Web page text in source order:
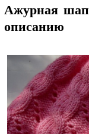
Ажурная
описанию